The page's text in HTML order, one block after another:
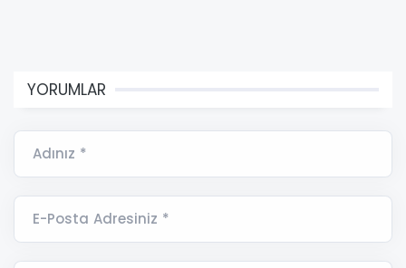
YORUMLAR
Adınız *
E-Posta Adresiniz *